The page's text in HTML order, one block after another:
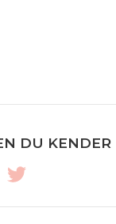
DU KENDER